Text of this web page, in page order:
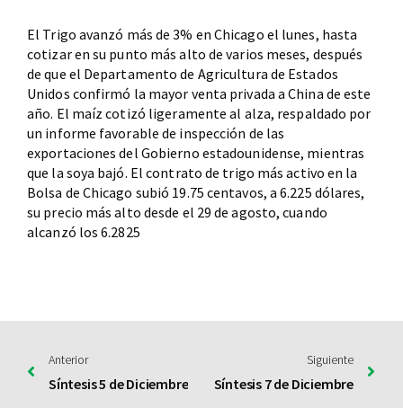
El Trigo avanzó más de 3% en Chicago el lunes, hasta
cotizar en su punto más alto de varios meses, después
de que el Departamento de Agricultura de Estados
Unidos confirmó la mayor venta privada a China de este
año. El maíz cotizó ligeramente al alza, respaldado por
un informe favorable de inspección de las
exportaciones del Gobierno estadounidense, mientras
que la soya bajó. El contrato de trigo más activo en la
Bolsa de Chicago subió 19.75 centavos, a 6.225 dólares,
su precio más alto desde el 29 de agosto, cuando
alcanzó los 6.2825
Anterior
Síntesis 5 de Diciembre
Siguiente
Síntesis 7 de Diciembre